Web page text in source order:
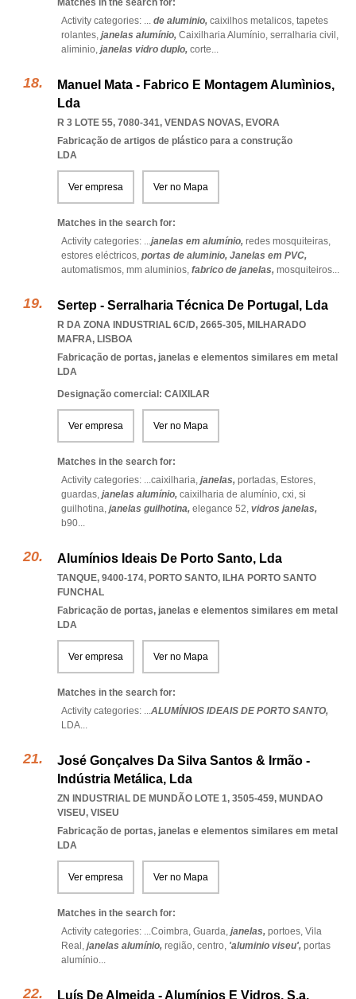
Matches in the search for:
Activity categories: ... de aluminio, caixilhos metalicos, tapetes
rolantes, janelas alumínio, Caixilharia Alumínio, serralharia civil,
aliminio, janelas vidro duplo, corte...
Manuel Mata - Fabrico E Montagem Alumìnios,
Lda
R 3 LOTE 55, 7080-341, VENDAS NOVAS, EVORA
Fabricação de artigos de plástico para a construção
LDA
Ver empresa Ver no Mapa
Matches in the search for:
Activity categories: ...janelas em alumínio, redes mosquiteiras,
estores eléctricos, portas de aluminio, Janelas em PVC,
automatismos, mm aluminios, fabrico de janelas, mosquiteiros...
Sertep - Serralharia Técnica De Portugal, Lda
R DA ZONA INDUSTRIAL 6C/D, 2665-305, MILHARADO
MAFRA, LISBOA
Fabricação de portas, janelas e elementos similares em metal
LDA
Designação comercial: CAIXILAR
Ver empresa Ver no Mapa
Matches in the search for:
Activity categories: ...caixilharia, janelas, portadas, Estores,
guardas, janelas alumínio, caixilharia de alumínio, cxi, si
guilhotina, janelas guilhotina, elegance 52, vidros janelas,
b90...
Alumínios Ideais De Porto Santo, Lda
TANQUE, 9400-174, PORTO SANTO, ILHA PORTO SANTO
FUNCHAL
Fabricação de portas, janelas e elementos similares em metal
LDA
Ver empresa Ver no Mapa
Matches in the search for:
Activity categories: ...ALUMÍNIOS IDEAIS DE PORTO SANTO,
LDA...
José Gonçalves Da Silva Santos & Irmão -
Indústria Metálica, Lda
ZN INDUSTRIAL DE MUNDÃO LOTE 1, 3505-459, MUNDAO
VISEU, VISEU
Fabricação de portas, janelas e elementos similares em metal
LDA
Ver empresa Ver no Mapa
Matches in the search for:
Activity categories: ...Coimbra, Guarda, janelas, portoes, Vila
Real, janelas alumínio, região, centro, 'aluminio viseu', portas
alumínio...
Luís De Almeida - Alumínios E Vidros, S.a.